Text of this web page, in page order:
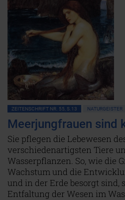
ZEITENSCHRIFT NR. 55, S.13 NATURGEISTER
Meerjungfrauen sind
Sie pflegen die Lebewesen
verschiedenartigsten Tiere
Wasserpflanzen. So, wie die
Wachstum und die
und in der Erde besorgt sind,
Entfaltung der Wesen im